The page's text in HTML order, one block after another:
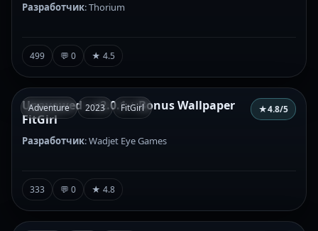
Разработчик: Thorium
499 💬 0 ★ 4.5
Adventure 2023 FitGirl
Unavowed – v2.0.1 + Bonus Wallpaper
FitGirl
★4.8/5
Разработчик: Wadjet Eye Games
333 💬 0 ★ 4.8